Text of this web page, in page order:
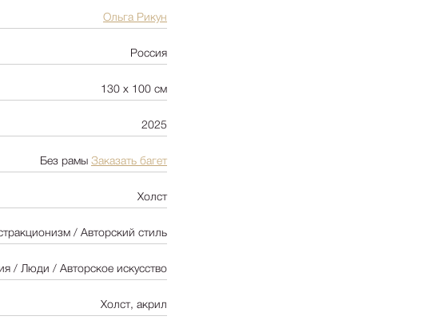
NY2025
Пейзаж
Люди
Абстракция
Pop Art
Ольга Рикун
Россия
130 х 100 см
2025
Без рамы Заказать багет
Холст
/ Авторский стиль
/ Люди / Авторское искусство
Холст, акрил